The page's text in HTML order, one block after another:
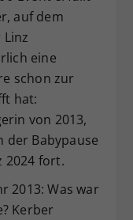
auf dem
eine
schon zur
hat:
von 2013,
der Babypause
2024 fort.
2013: Was war
Kerber
Ihre Consent-
eine
für die
Ihrer
eingestellt